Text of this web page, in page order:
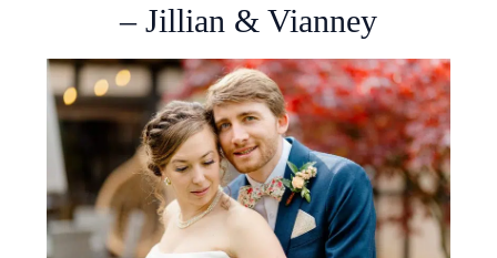
– Jillian & Vianney